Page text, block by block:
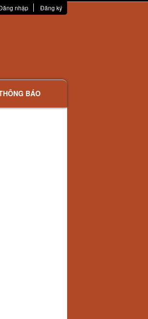
nhập Đăng ký
BÁO